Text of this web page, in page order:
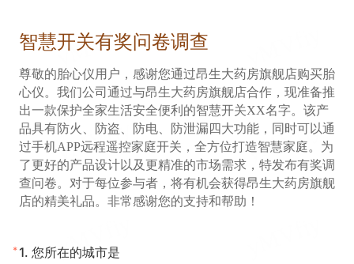
智慧开关有奖问卷调查
尊敬的胎心仪用户，感谢您通过昂生大药房旗舰店购买胎
心仪。我们公司通过与昂生大药房旗舰店合作，现准备推
出一款保护全家生活安全便利的智慧开关XX名字。该产
品具有防火、防盗、防电、防泄漏四大功能，同时可以通
过手机APP远程遥控家庭开关，全方位打造智慧家庭。为
了更好的产品设计以及更精准的市场需求，特发布有奖调
查问卷。对于每位参与者，将有机会获得昂生大药房旗舰
店的精美礼品。非常感谢您的支持和帮助！
* 1. 您所在的城市是